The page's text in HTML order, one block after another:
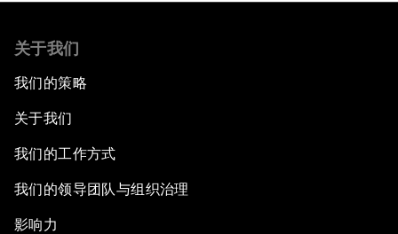
关于我们
我们的策略
关于我们
我们的工作方式
我们的领导团队与组织治理
影响力